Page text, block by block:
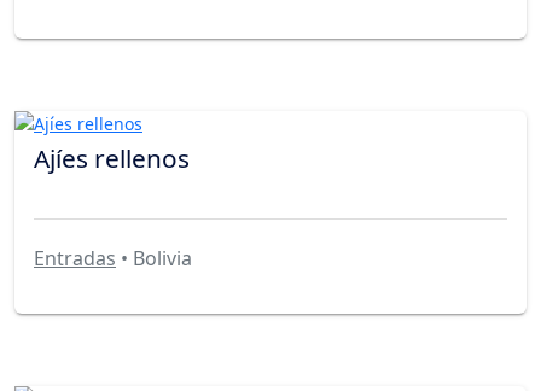
Ajíes rellenos
Entradas • Bolivia